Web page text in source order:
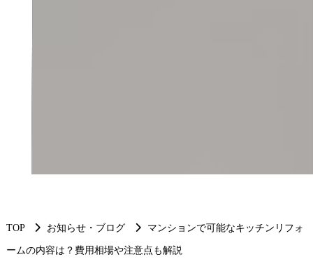
TOP お知らせ・ブログ マンションで可能なキッチンリフォ
ームの内容は？費用相場や注意点も解説